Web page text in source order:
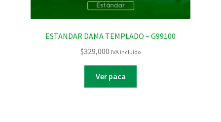
ESTANDAR DAMA TEMPLADO – G99100
$329,000 IVA incluido
Ver paca